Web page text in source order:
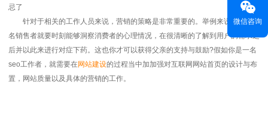
忌了
针对于相关的工作人员来说，营销的策略是非常重要的。举例来说，身为一
名销售者就要时刻能够洞察消费者的心理情况，在很清晰的了解到用户的需求之
后并以此来进行对症下药。这也你才可以获得父亲的支持与鼓励?假如你是一名
seo工作者，就需要在网站建设的过程当中加加强对互联网网站首页的设计与布
置，网站质量以及具体的营销的工作。
微信咨询